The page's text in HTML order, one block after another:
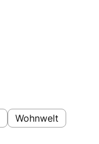
Wohnwelt